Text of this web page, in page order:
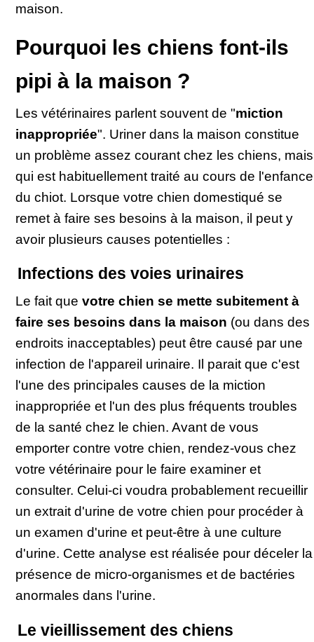
maison.
Pourquoi les chiens font-ils
pipi à la maison ?
Les vétérinaires parlent souvent de "miction
inappropriée". Uriner dans la maison constitue
un problème assez courant chez les chiens, mais
qui est habituellement traité au cours de l'enfance
du chiot. Lorsque votre chien domestiqué se
remet à faire ses besoins à la maison, il peut y
avoir plusieurs causes potentielles :
Infections des voies urinaires
Le fait que votre chien se mette subitement à
faire ses besoins dans la maison (ou dans des
endroits inacceptables) peut être causé par une
infection de l'appareil urinaire. Il parait que c'est
l'une des principales causes de la miction
inappropriée et l'un des plus fréquents troubles
de la santé chez le chien. Avant de vous
emporter contre votre chien, rendez-vous chez
votre vétérinaire pour le faire examiner et
consulter. Celui-ci voudra probablement recueillir
un extrait d'urine de votre chien pour procéder à
un examen d'urine et peut-être à une culture
d'urine. Cette analyse est réalisée pour déceler la
présence de micro-organismes et de bactéries
anormales dans l'urine.
Le vieillissement des chiens